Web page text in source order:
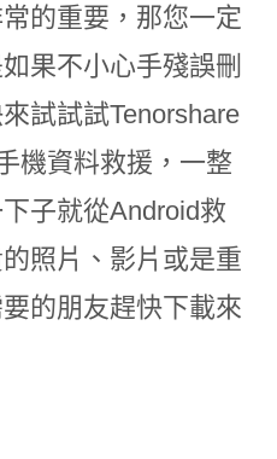
的重要，那您一定
果不小心手殘誤刪
試試試Tenorshare
機資料救援，一整
子就從Android救
照片、影片或是重
的朋友趕快下載來